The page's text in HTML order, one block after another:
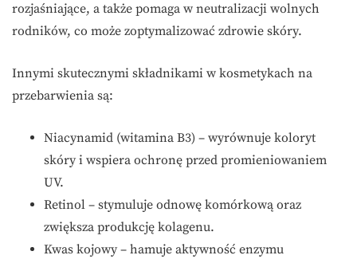
rozjaśniające, a także pomaga w neutralizacji wolnych
rodników, co może zoptymalizować zdrowie skóry.
Innymi skutecznymi składnikami w kosmetykach na
przebarwienia są:
Niacynamid (witamina B3) – wyrównuje koloryt
skóry i wspiera ochronę przed promieniowaniem
UV.
Retinol – stymuluje odnowę komórkową oraz
zwiększa produkcję kolagenu.
Kwas kojowy – hamuje aktywność enzymu